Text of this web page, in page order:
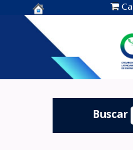
Centro de
Documentación
OLADE -
Buscar